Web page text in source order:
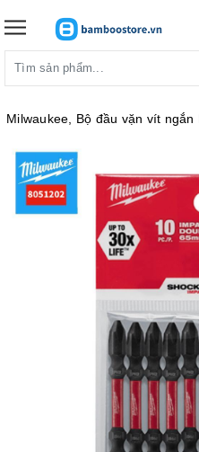
Milwaukee, Bộ đầu vặn vít